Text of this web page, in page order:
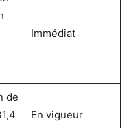
Immédiat
de
En vigueur